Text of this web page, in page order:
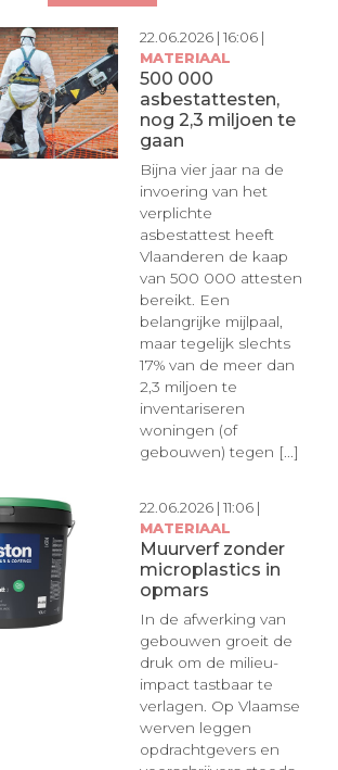
22.06.2026 | 16:06 |
MATERIAAL
500 000
asbestattesten,
nog 2,3 miljoen te
gaan
Bijna vier jaar na de
invoering van het
verplichte
asbestattest heeft
Vlaanderen de kaap
van 500 000 attesten
bereikt. Een
belangrijke mijlpaal,
maar tegelijk slechts
17% van de meer dan
2,3 miljoen te
inventariseren
woningen (of
gebouwen) tegen [...]
22.06.2026 | 11:06 |
MATERIAAL
Muurverf zonder
microplastics in
opmars
In de afwerking van
gebouwen groeit de
druk om de milieu-
impact tastbaar te
verlagen. Op Vlaamse
werven leggen
opdrachtgevers en